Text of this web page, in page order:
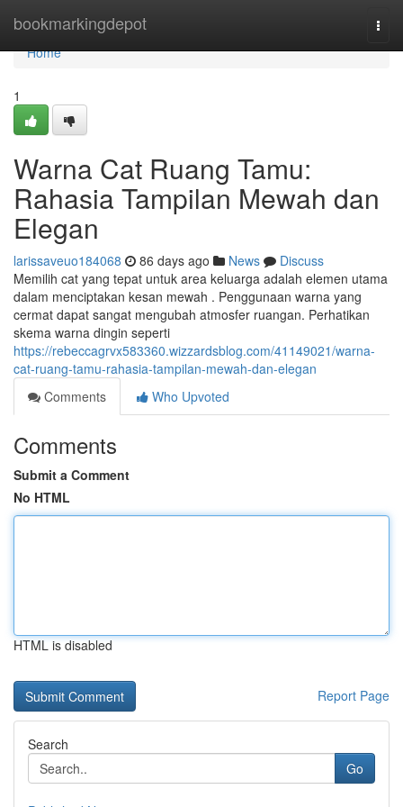
bookmarkingdepot
Home
Home
1
Warna Cat Ruang Tamu:
Rahasia Tampilan Mewah dan
Elegan
larissaveuo184068 86 days ago News
Discuss
Memilih cat yang tepat untuk area keluarga adalah elemen utama
dalam menciptakan kesan mewah . Penggunaan warna yang
cermat dapat sangat mengubah atmosfer ruangan. Perhatikan
skema warna dingin seperti
https://rebeccagrvx583360.wizzardsblog.com/41149021/warna-
cat-ruang-tamu-rahasia-tampilan-mewah-dan-elegan
Comments
Who Upvoted
Comments
Submit a Comment
No HTML
HTML is disabled
Report Page
Search
Go